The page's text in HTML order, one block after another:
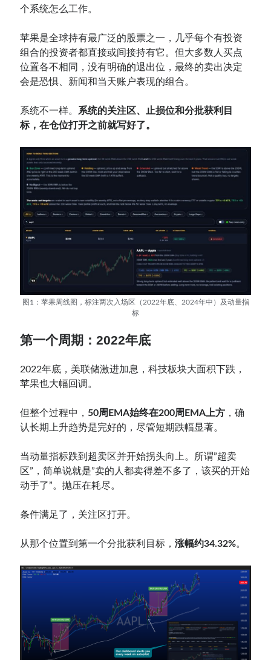
个系统怎么工作。
苹果是全球持有最广泛的股票之一，几乎每个有投资
组合的投资者都直接或间接持有它。但大多数人买点
位置各不相同，没有明确的退出位，最终的卖出决定
会是恐惧、新闻和当天账户表现的组合。
系统不一样。
系统的关注区、止损位和分批获利目
标，在仓位打开之前就写好了。
图1：苹果周线图，标注两次入场区（2022年底、2024年中）及动量指
标
第一个周期：2022年底
2022年底，美联储激进加息，科技板块大面积下跌，
苹果也大幅回调。
但整个过程中， 50周EMA始终在200周EMA上方 ，确
认长期上升趋势是完好的，尽管短期跌幅显著。
当动量指标跌到超卖区并开始拐头向上。所谓”超卖
区”，简单说就是”卖的人都卖得差不多了，该买的开始
动手了”。抛压在耗尽。
条件满足了，关注区打开。
从那个位置到第一个分批获利目标，涨幅约34.32%。